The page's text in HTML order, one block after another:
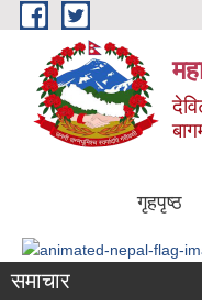
Skip to main content
गृहपृष्ठ
समाचार